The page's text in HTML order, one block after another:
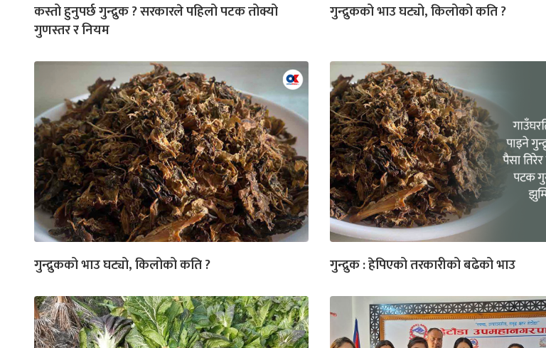
कस्तो हुनुपर्छ गुन्द्रुक ? सरकारले पहिलो पटक तोक्यो
गुणस्तर र नियम
गुन्द्रुकको भाउ घट्यो, किलोको कति ?
गुन्द्रुकको भाउ घट्यो, किलोको कति ? गुन्द्रुक : हेपिएको तरकारीको बढेको भाउ